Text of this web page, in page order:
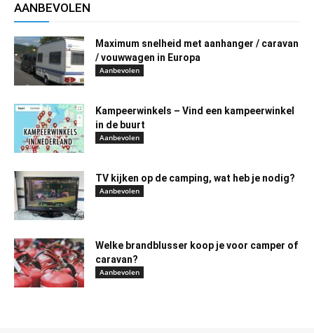
AANBEVOLEN
Maximum snelheid met aanhanger / caravan
/ vouwwagen in Europa
Aanbevolen
Kampeerwinkels – Vind een kampeerwinkel
in de buurt
Aanbevolen
TV kijken op de camping, wat heb je nodig?
Aanbevolen
Welke brandblusser koop je voor camper of
caravan?
Aanbevolen